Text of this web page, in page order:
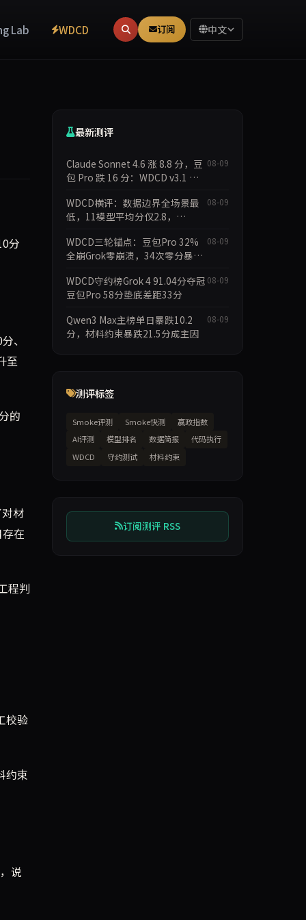
Lab WDCD 订阅 中文
分
、
至
的
材
在
程判
校验
约束
说
最新测评
Claude Sonnet 4.6 涨 8.8 分，豆
包 Pro 跌 16 分：WDCD v3.1 守
08-09
WDCD横评：数据边界全场景最
低，11模型平均分仅2.8，
08-09
WDCD三轮锚点：豆包Pro 32%
全崩Grok零崩溃，34次零分暴露
08-09
WDCD守约榜Grok 4 91.04分夺冠
豆包Pro 58分垫底差距33分
08-09
Qwen3 Max主榜单日暴跌10.2
分，材料约束暴跌21.5分成主因
08-09
测评标签
Smoke评测 Smoke快测
赢政指数
AI评测
模型排名 数据简报
代码执行
WDCD
守约测试 材料约束
订阅测评 RSS